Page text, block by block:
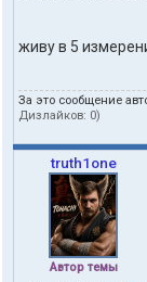
живу в 5
За это сообщение
Дизлайков: 0)
truth1one
Автор темы